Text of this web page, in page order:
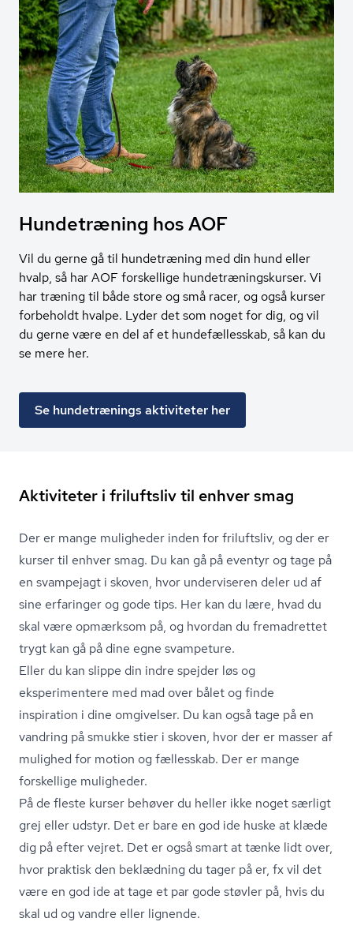
Hundetræning hos AOF
Vil du gerne gå til hundetræning med din hund eller
hvalp, så har AOF forskellige hundetræningskurser. Vi
har træning til både store og små racer, og også kurser
forbeholdt hvalpe. Lyder det som noget for dig, og vil
du gerne være en del af et hundefællesskab, så kan du
se mere her.
Se hundetrænings aktiviteter her
Aktiviteter i friluftsliv til enhver smag
Der er mange muligheder inden for friluftsliv, og der er
kurser til enhver smag. Du kan gå på eventyr og tage på
en svampejagt i skoven, hvor underviseren deler ud af
sine erfaringer og gode tips. Her kan du lære, hvad du
skal være opmærksom på, og hvordan du fremadrettet
trygt kan gå på dine egne svampeture.
Eller du kan slippe din indre spejder løs og
eksperimentere med mad over bålet og finde
inspiration i dine omgivelser. Du kan også tage på en
vandring på smukke stier i skoven, hvor der er masser af
mulighed for motion og fællesskab. Der er mange
forskellige muligheder.
På de fleste kurser behøver du heller ikke noget særligt
grej eller udstyr. Det er bare en god ide huske at klæde
dig på efter vejret. Det er også smart at tænke lidt over,
hvor praktisk den beklædning du tager på er, fx vil det
være en god ide at tage et par gode støvler på, hvis du
skal ud og vandre eller lignende.